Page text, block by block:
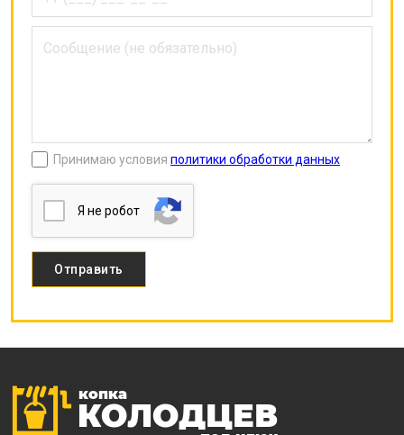
Принимаю условия политики обработки данных
Я нe poбoт